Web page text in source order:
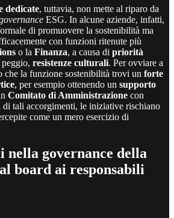
dedicate, tuttavia, non mette al riparo da
ESG. In alcune aziende, infatti,
di promuovere la sostenibilità ma
con funzioni ritenute più
o la Finanza, a causa di priorità
resistenze culturali. Per ovviare a
che la funzione sostenibilità trovi un forte
, per esempio ottenendo un supporto
Comitato di Amministrazione con
di tali accorgimenti, le iniziative rischiano
come un mero esercizio di
governance della
board ai responsabili